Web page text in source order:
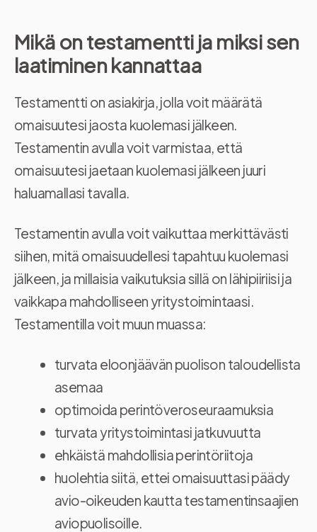
Mikä on testamentti ja miksi sen
laatiminen kannattaa
Testamentti on asiakirja, jolla voit määrätä
omaisuutesi jaosta kuolemasi jälkeen.
Testamentin avulla voit varmistaa, että
omaisuutesi jaetaan kuolemasi jälkeen juuri
haluamallasi tavalla.
Testamentin avulla voit vaikuttaa merkittävästi
siihen, mitä omaisuudellesi tapahtuu kuolemasi
jälkeen, ja millaisia vaikutuksia sillä on lähipiiriisi ja
vaikkapa mahdolliseen yritystoimintaasi.
Testamentilla voit muun muassa:
turvata eloonjäävän puolison taloudellista
asemaa
optimoida perintöveroseuraamuksia
turvata yritystoimintasi jatkuvuutta
ehkäistä mahdollisia perintöriitoja
huolehtia siitä, ettei omaisuuttasi päädy
avio-oikeuden kautta testamentinsaajien
aviopuolisoille.